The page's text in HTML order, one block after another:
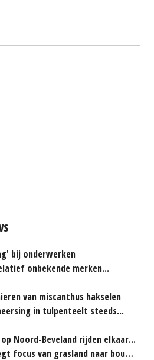
bij onderwerken
onbekende merken...
van miscanthus hakselen
in tulpenteelt steeds...
Noord-Beveland rijden elkaar...
Bemest op z'n Best verlegt focus van grasland naar bouwland